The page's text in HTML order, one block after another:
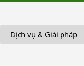
Dịch vụ & Giải pháp